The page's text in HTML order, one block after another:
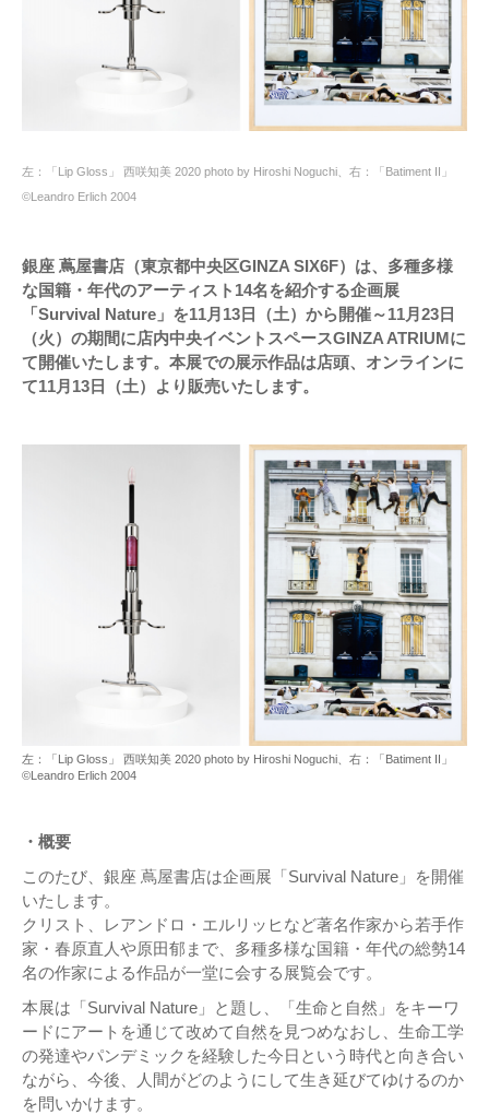
左：「Lip Gloss」 西咲知美 2020 photo by Hiroshi Noguchi、右：「Batiment II」
©Leandro Erlich 2004
銀座 蔦屋書店（東京都中央区GINZA SIX6F）は、多種多様
な国籍・年代のアーティスト14名を紹介する企画展
「Survival Nature」を11月13日（土）から開催～11月23日
（火）の期間に店内中央イベントスペースGINZA ATRIUMに
て開催いたします。本展での展示作品は店頭、オンラインに
て11月13日（土）より販売いたします。
左：「Lip Gloss」 西咲知美 2020 photo by Hiroshi Noguchi、右：「Batiment II」
©Leandro Erlich 2004
・概要
このたび、銀座 蔦屋書店は企画展「Survival Nature」を開催
いたします。
クリスト、レアンドロ・エルリッヒなど著名作家から若⼿作
家・春原直⼈や原⽥郁まで、多種多様な国籍・年代の総勢14
名の作家による作品が一堂に会する展覧会です。
本展は「Survival Nature」と題し、「生命と自然」をキーワ
ードにアートを通じて改めて⾃然を見つめなおし、生命工学
の発達やパンデミックを経験した今日という時代と向き合い
ながら、今後、人間がどのようにして生き延びてゆけるのか
を問いかけます。